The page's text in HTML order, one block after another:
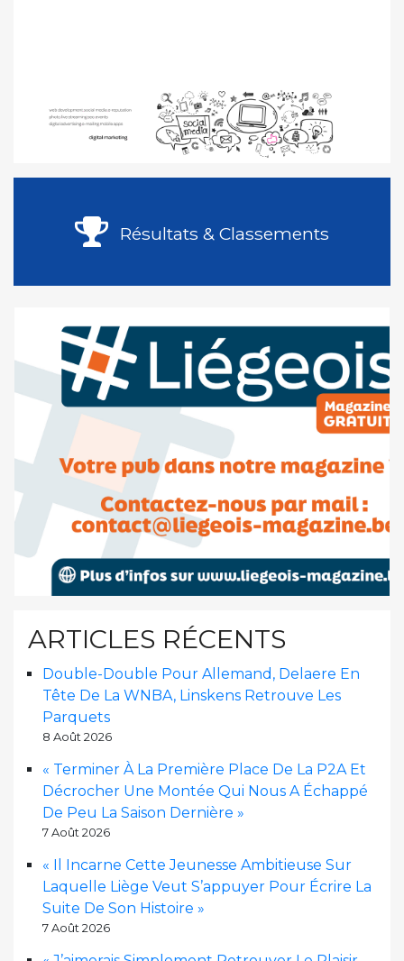
Résultats & Classements
ARTICLES RÉCENTS
Double-Double Pour Allemand, Delaere En
Tête De La WNBA, Linskens Retrouve Les
Parquets
8 Août 2026
« Terminer À La Première Place De La P2A Et
Décrocher Une Montée Qui Nous A Échappé
De Peu La Saison Dernière »
7 Août 2026
« Il Incarne Cette Jeunesse Ambitieuse Sur
Laquelle Liège Veut S’appuyer Pour Écrire La
Suite De Son Histoire »
7 Août 2026